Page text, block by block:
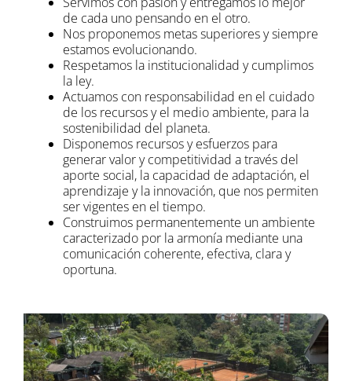
de cada uno pensando en el otro.
Nos proponemos metas superiores y siempre
estamos evolucionando.
Respetamos la institucionalidad y cumplimos
la ley.
Actuamos con responsabilidad en el cuidado
de los recursos y el medio ambiente, para la
sostenibilidad del planeta.
Disponemos recursos y esfuerzos para
generar valor y competitividad a través del
aporte social, la capacidad de adaptación, el
aprendizaje y la innovación, que nos permiten
ser vigentes en el tiempo.
Construimos permanentemente un ambiente
caracterizado por la armonía mediante una
comunicación coherente, efectiva, clara y
oportuna.